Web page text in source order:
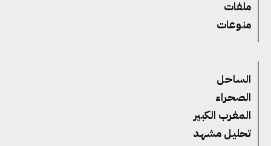
ملفات
منوعات
الساحل
الصحراء
المغرب الكبير
تحليل مشهد